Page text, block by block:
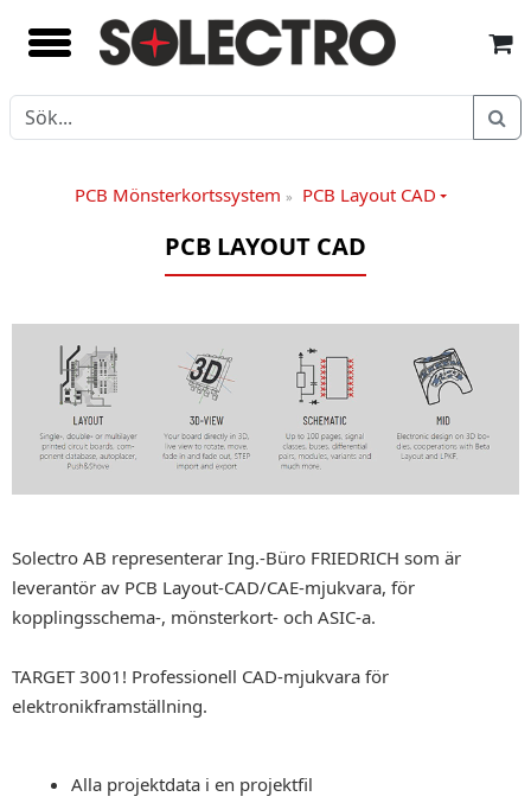
PCB Mönsterkortssystem» PCB Layout CAD
PCB LAYOUT CAD
Solectro AB representerar Ing.-Büro FRIEDRICH som är
leverantör av PCB Layout-CAD/CAE-mjukvara, för
kopplingsschema-, mönsterkort- och ASIC-a.
TARGET 3001! Pro­fes­sio­nell CAD-mjukvara för
elektronikframställning.
Alla projektdata i en projektfil